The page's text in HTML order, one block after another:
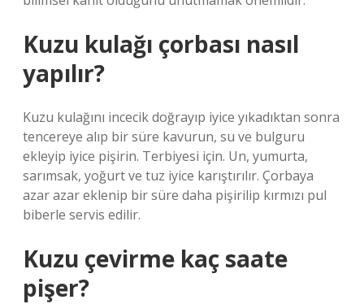
Kuzu kulağı çorbası nasıl
yapılır?
Kuzu kulağını incecik doğrayıp iyice yıkadıktan sonra
tencereye alıp bir süre kavurun, su ve bulguru
ekleyip iyice pişirin. Terbiyesi için. Un, yumurta,
sarımsak, yoğurt ve tuz iyice karıştırılır. Çorbaya
azar azar eklenip bir süre daha pişirilip kırmızı pul
biberle servis edilir.
Kuzu çevirme kaç saate
pişer?